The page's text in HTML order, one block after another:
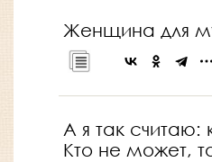
Женщина для
А я так считаю:
Кто не может,